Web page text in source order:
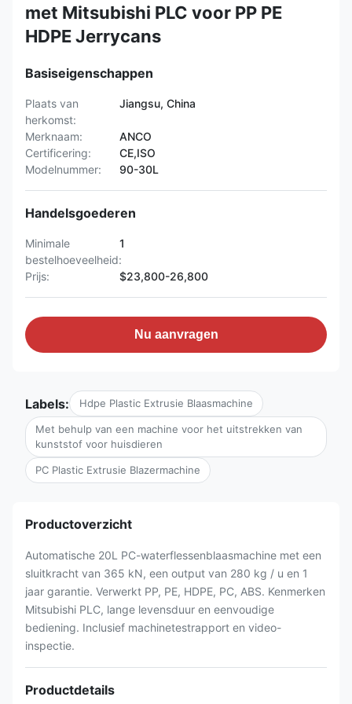
met Mitsubishi PLC voor PP PE
HDPE Jerrycans
Basiseigenschappen
Plaats van
herkomst:
Jiangsu, China
Merknaam:
ANCO
Certificering:
CE,ISO
Modelnummer:
90-30L
Handelsgoederen
Minimale
bestelhoeveelheid:
1
Prijs: $23,800-26,800
Nu aanvragen
Labels: Hdpe Plastic Extrusie Blaasmachine
Met behulp van een machine voor het uitstrekken van
kunststof voor huisdieren
PC Plastic Extrusie Blazermachine
Productoverzicht
Automatische 20L PC-waterflessenblaasmachine met een
sluitkracht van 365 kN, een output van 280 kg / u en 1
jaar garantie. Verwerkt PP, PE, HDPE, PC, ABS. Kenmerken
Mitsubishi PLC, lange levensduur en eenvoudige
bediening. Inclusief machinetestrapport en video-
inspectie.
Productdetails